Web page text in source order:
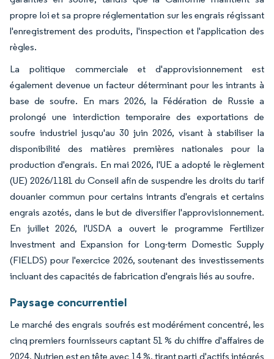
propre loi et sa propre réglementation sur les engrais régissant
l'enregistrement des produits, l'inspection et l'application des
règles.
La politique commerciale et d'approvisionnement est
également devenue un facteur déterminant pour les intrants à
base de soufre. En mars 2026, la Fédération de Russie a
prolongé une interdiction temporaire des exportations de
soufre industriel jusqu'au 30 juin 2026, visant à stabiliser la
disponibilité des matières premières nationales pour la
production d'engrais. En mai 2026, l'UE a adopté le règlement
(UE) 2026/1181 du Conseil afin de suspendre les droits du tarif
douanier commun pour certains intrants d'engrais et certains
engrais azotés, dans le but de diversifier l'approvisionnement.
En juillet 2026, l'USDA a ouvert le programme Fertilizer
Investment and Expansion for Long-term Domestic Supply
(FIELDS) pour l'exercice 2026, soutenant des investissements
incluant des capacités de fabrication d'engrais liés au soufre.
Paysage concurrentiel
Le marché des engrais soufrés est modérément concentré, les
cinq premiers fournisseurs captant 51 % du chiffre d'affaires de
2024. Nutrien est en tête avec 14 %, tirant parti d'actifs intégrés